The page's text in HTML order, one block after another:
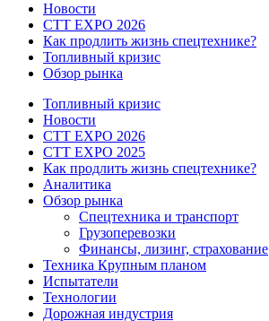
Новости
CTT EXPO 2026
Как продлить жизнь спецтехнике?
Топливный кризис
Обзор рынка
Топливный кризис
Новости
CTT EXPO 2026
CTT EXPO 2025
Как продлить жизнь спецтехнике?
Аналитика
Обзор рынка
Спецтехника и транспорт
Грузоперевозки
Финансы, лизинг, страхование
Техника Крупным планом
Испытатели
Технологии
Дорожная индустрия